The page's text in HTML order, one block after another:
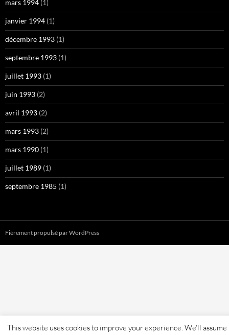
mars 1994 (1)
janvier 1994 (1)
décembre 1993 (1)
septembre 1993 (1)
juillet 1993 (1)
juin 1993 (2)
avril 1993 (2)
mars 1993 (2)
mars 1990 (1)
juillet 1989 (1)
septembre 1985 (1)
Fièrement propulsé par WordPress
This website uses cookies to improve your experience. We'll assume